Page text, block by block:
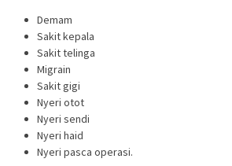
Demam
Sakit kepala
Sakit telinga
Migrain
Sakit gigi
Nyeri otot
Nyeri sendi
Nyeri haid
Nyeri pasca operasi.